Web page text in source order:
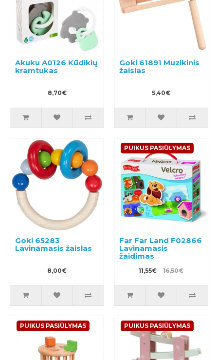
Akuku A0126 Kūdikių
kramtukas
8,70€
Goki 61891 Muzikinis
žaislas
5,40€
Goki 65283
Lavinamasis žaislas
8,00€
PUIKUS PASIŪLYMAS
Far Far Land F02866
Lavinamasis
žaidimas
11,55€ 16,50€
PUIKUS PASIŪLYMAS PUIKUS PASIŪLYMAS